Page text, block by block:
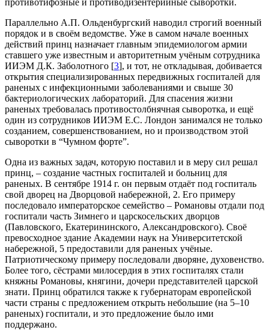
Параллельно А.П. Ольденбургский наводил строгий военный
порядок и в своём ведомстве. Уже в самом начале военных
действий принц назначает главным эпидемиологом армии
ставшего уже известным и авторитетным учёным сотрудника
ИИЭМ Д.К. Заболотного [3], и тот, не откладывая, добивается
открытия специализированных передвижных госпиталей для
раненых с инфекционными заболеваниями и свыше 30
бактериологических лабораторий. Для спасения жизни
раненых требовалась противостолбнячная сыворотка, и ещё
один из сотрудников ИИЭМ Е.С. Лондон занимался не только
созданием, совершенствованием, но и производством этой
сыворотки в “Чумном форте”.
Одна из важных задач, которую поставил и в меру сил решал
принц, – создание частных госпиталей и больниц для
раненых. В сентябре 1914 г. он первым отдаёт под госпиталь
свой дворец на Дворцовой набережной, 2. Его примеру
последовало императорское семейство – Романовы отдали под
госпитали часть Зимнего и царскосельских дворцов
(Павловского, Екатерининского, Александровского). Своё
превосходное здание Академии наук на Университетской
набережной, 5 предоставили для раненых учёные.
Патриотическому примеру последовали дворяне, духовенство.
Более того, сёстрами милосердия в этих госпиталях стали
княжны Романовы, княгини, дочери представителей царской
знати. Принц обратился также к губернаторам европейской
части страны с предложением открыть небольшие (на 5–10
раненых) госпитали, и это предложение было ими
поддержано.